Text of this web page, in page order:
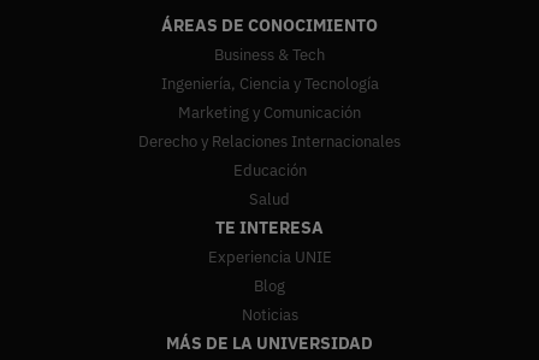
ÁREAS DE CONOCIMIENTO
Business & Tech
Ingeniería, Ciencia y Tecnología
Marketing y Comunicación
Derecho y Relaciones Internacionales
Educación
Salud
TE INTERESA
Experiencia UNIE
Blog
Noticias
MÁS DE LA UNIVERSIDAD